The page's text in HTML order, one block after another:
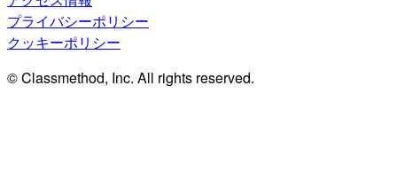
プライバシーポリシー
クッキーポリシー
© Classmethod, Inc. All rights reserved.